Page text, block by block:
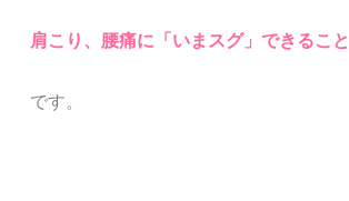
肩こり、腰痛に「いまスグ」できること
です。